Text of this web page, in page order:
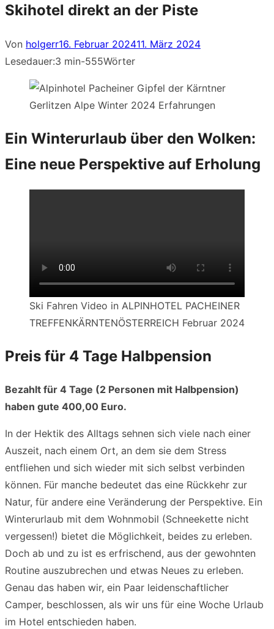
Skihotel direkt an der Piste
Von holgerrVeröffentlicht
am
16. Februar 202411. März 2024
Lesedauer:3 min-555Wörter
Ein Winterurlaub über den Wolken:
Eine neue Perspektive auf Erholung
Ski Fahren Video in ALPINHOTEL PACHEINER
TREFFENKÄRNTENÖSTERREICH Februar 2024
Preis für 4 Tage Halbpension
Bezahlt für 4 Tage (2 Personen mit Halbpension)
haben gute 400,00 Euro.
In der Hektik des Alltags sehnen sich viele nach einer
Auszeit, nach einem Ort, an dem sie dem Stress
entfliehen und sich wieder mit sich selbst verbinden
können. Für manche bedeutet das eine Rückkehr zur
Natur, für andere eine Veränderung der Perspektive. Ein
Winterurlaub mit dem Wohnmobil (Schneekette nicht
vergessen!) bietet die Möglichkeit, beides zu erleben.
Doch ab und zu ist es erfrischend, aus der gewohnten
Routine auszubrechen und etwas Neues zu erleben.
Genau das haben wir, ein Paar leidenschaftlicher
Camper, beschlossen, als wir uns für eine Woche Urlaub
im Hotel entschieden haben.